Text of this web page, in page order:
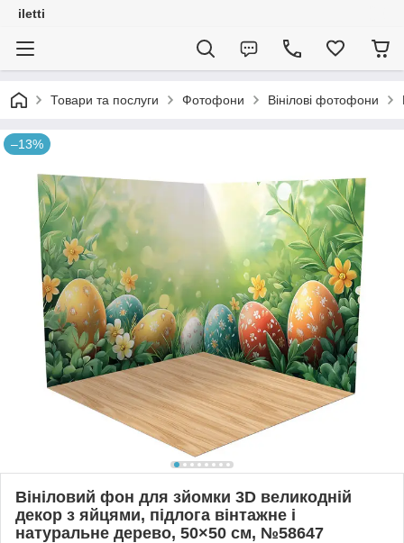
iletti
Товари та послуги Фотофони Вінілові фотофони
–13%
Вініловий фон для зйомки 3D великодній
декор з яйцями, підлога вінтажне і
натуральне дерево, 50×50 см, №58647